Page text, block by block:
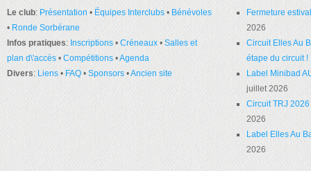
Le club: Présentation • Équipes Interclubs • Bénévoles
• Ronde Sorbérane
Infos pratiques: Inscriptions • Créneaux • Salles et
plan d\'accès • Compétitions •Agenda
Divers: Liens • FAQ • Sponsors •Ancien site
Fermeture
2026
Circuit Elles Au
étape du circuit !
Label Minibad
juillet 2026
Circuit TRJ
2026
Label Elles Au
2026